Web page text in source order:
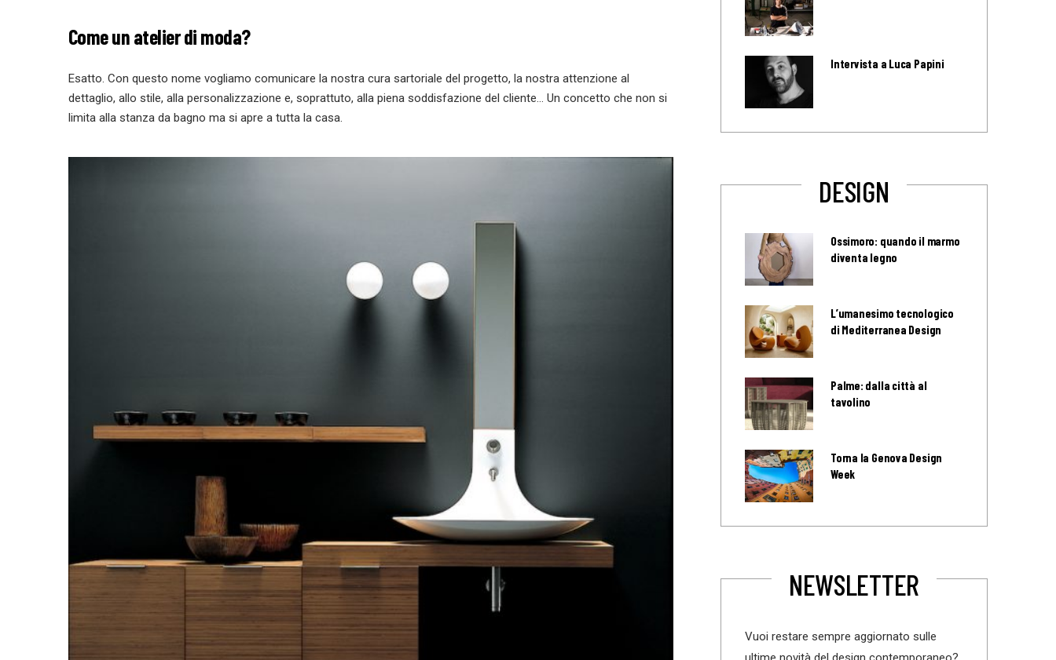
Come un atelier di moda?
Esatto. Con questo nome vogliamo comunicare la nostra cura sartoriale del progetto, la nostra attenzione al
dettaglio, allo stile, alla personalizzazione e, soprattuto, alla piena soddisfazione del cliente… Un concetto che non si
limita alla stanza da bagno ma si apre a tutta la casa.
Intervista a Luca Papini
DESIGN
Ossimoro: quando il marmo
diventa legno
L’umanesimo tecnologico
di Mediterranea Design
Palme: dalla città al
tavolino
Torna la Genova Design
Week
NEWSLETTER
Vuoi restare sempre aggiornato sulle